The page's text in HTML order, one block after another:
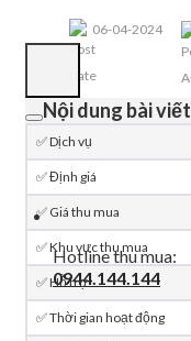
Hotline thu mua:
0944.144.144
06-04-2024
Nội dung bài viết
✅ Dịch vụ
✅ Định giá
✅ Giá thu mua
✅ Khu vực thu mua
✅ Hỗ trợ
✅ Thời gian hoạt động